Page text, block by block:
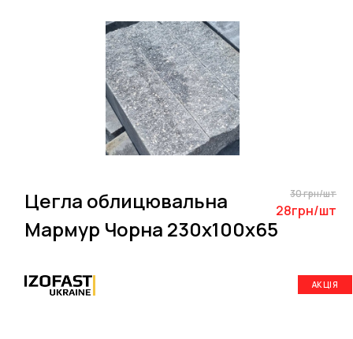
Цегла облицювальна
Мармур Чорна 230х100х65
30 грн/шт
28грн/шт
АКЦІЯ